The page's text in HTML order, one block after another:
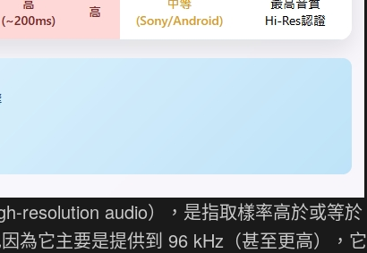
resolution audio），是指取樣率高於或等於
為它主要是提供到 96 kHz（甚至更高），它